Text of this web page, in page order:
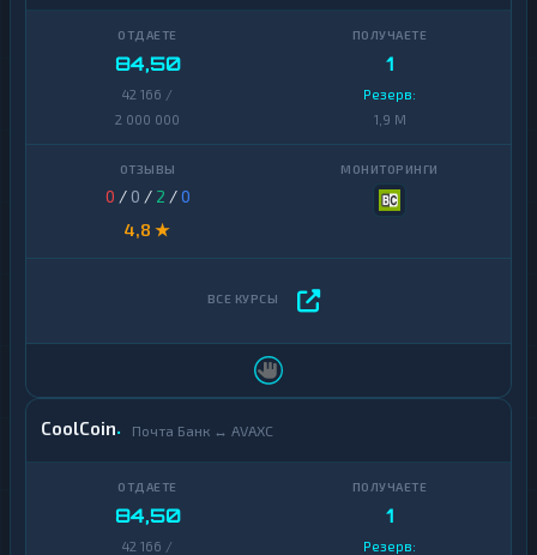
84,50
42 166 /
2 000 000
1
Резерв:
1,9 M
0 / 0 / 2 /0
4,8 ★
CoolCoin Почта Банк ↔ AVAXC
84,50
42 166 /
1
Резерв: